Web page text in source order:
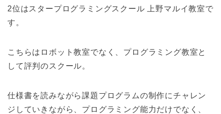
2位はスタープログラミングスクール 上野マルイ教室で
す。
こちらはロボット教室でなく、プログラミング教室と
して評判のスクール。
仕様書を読みながら課題プログラムの制作にチャレン
ジしていきながら、プログラミング能力だけでなく、